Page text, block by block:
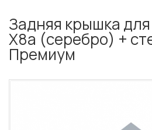
Задняя крышка
X8a (серебро) +
Премиум